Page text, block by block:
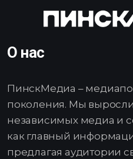
О нас
ПинскМедиа –
поколения. Мы
независимых медиа и
как главный
предлагая аудитории